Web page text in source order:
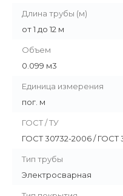
Длина трубы (м)
от 1 до 12 м
Объем
0.099 м3
Единица измерения
пог. м
ГОСТ / ТУ
ГОСТ 30732-2006 / ГОСТ
Тип трубы
Электросварная